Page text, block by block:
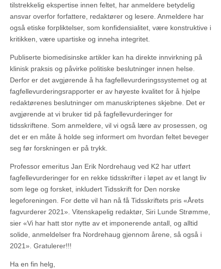
tilstrekkelig ekspertise innen feltet, har anmeldere betydelig
ansvar overfor forfattere, redaktører og lesere. Anmeldere har
også etiske forpliktelser, som konfidensialitet, være konstruktive i
kritikken, være upartiske og inneha integritet.
Publiserte biomedisinske artikler kan ha direkte innvirkning på
klinisk praksis og påvirke politiske beslutninger innen helse.
Derfor er det avgjørende å ha fagfellevurderingssystemet og at
fagfellevurderingsrapporter er av høyeste kvalitet for å hjelpe
redaktørenes beslutninger om manuskriptenes skjebne. Det er
avgjørende at vi bruker tid på fagfellevurderinger for
tidsskriftene. Som anmeldere, vil vi også lære av prosessen, og
det er en måte å holde seg informert om hvordan feltet beveger
seg før forskningen er på trykk.
Professor emeritus Jan Erik Nordrehaug ved K2 har utført
fagfellevurderinger for en rekke tidsskrifter i løpet av et langt liv
som lege og forsket, inkludert Tidsskrift for Den norske
legeforeningen. For dette vil han nå få Tidsskriftets pris «Årets
fagvurderer 2021». Vitenskapelig redaktør, Siri Lunde Strømme,
sier «Vi har hatt stor nytte av et imponerende antall, og alltid
solide, anmeldelser fra Nordrehaug gjennom årene, så også i
2021». Gratulerer!!!
Ha en fin helg,